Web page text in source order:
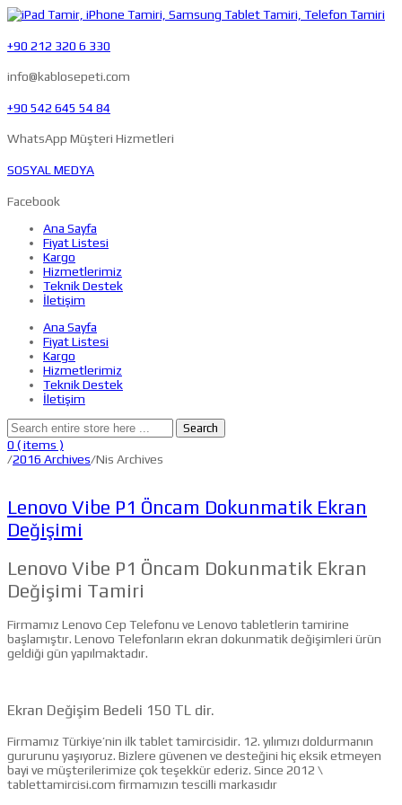
+90 212 320 6 330
info@kablosepeti.com
+90 542 645 54 84
WhatsApp Müşteri Hizmetleri
SOSYAL MEDYA
Facebook
Ana Sayfa
Fiyat Listesi
Kargo
Hizmetlerimiz
Teknik Destek
İletişim
Ana Sayfa
Fiyat Listesi
Kargo
Hizmetlerimiz
Teknik Destek
İletişim
Search
0 ( items )
/2016 Archives/Nis Archives
Lenovo Vibe P1 Öncam Dokunmatik Ekran
Değişimi
Lenovo Vibe P1 Öncam Dokunmatik Ekran
Değişimi Tamiri
Firmamız Lenovo Cep Telefonu ve Lenovo tabletlerin tamirine
başlamıştır. Lenovo Telefonların ekran dokunmatik değişimleri ürün
geldiği gün yapılmaktadır.
Ekran Değişim Bedeli 150 TL dir.
Firmamız Türkiye’nin ilk tablet tamircisidir. 12. yılımızı doldurmanın
gururunu yaşıyoruz. Bizlere güvenen ve desteğini hiç eksik etmeyen
bayi ve müşterilerimize çok teşekkür ederiz. Since 2012 \
tablettamircisi.com firmamızın tescilli markasıdır